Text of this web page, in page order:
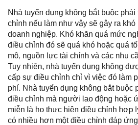
Nhà tuyển dụng không bắt buộc
chỉnh nếu làm như vậy sẽ gây ra
doanh nghiệp. Khó khăn quá mức
điều chỉnh đó sẽ quá khó hoặc quá
mô, nguồn lực tài chính và các nhu
Tuy nhiên, nhà tuyển dụng không
cấp sự điều chỉnh chỉ vì việc đó làm
phí. Nhà tuyển dụng không bắt buộc
điều chỉnh mà người lao động hoặc
miễn là họ thực hiện điều chỉnh hợp
có nhiều hơn một điều chỉnh đáp